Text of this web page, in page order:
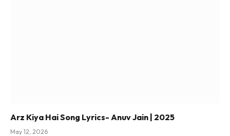
Arz Kiya Hai Song Lyrics- Anuv Jain | 2025
May 12, 2026